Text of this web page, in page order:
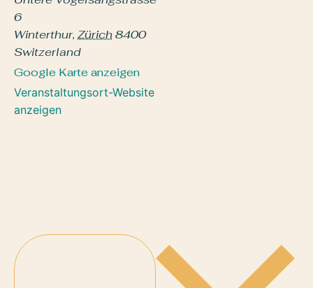
6
Winterthur, Zürich8400
Switzerland
Google Karte anzeigen
Veranstaltungsort-Website
anzeigen